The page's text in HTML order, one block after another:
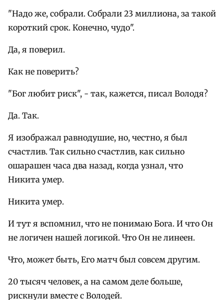
"Надо же, собрали. Собрали 23 миллиона, за такой
короткий срок. Конечно, чудо".
Да, я поверил.
Как не поверить?
"Бог любит риск", - так, кажется, писал Володя?
Да. Так.
Я изображал равнодушие, но, честно, я был
счастлив. Так сильно счастлив, как сильно
ошарашен часа два назад, когда узнал, что
Никита умер.
Никита умер.
И тут я вспомнил, что не понимаю Бога. И что Он
не логичен нашей логикой. Что Он не линеен.
Что, может быть, Его матч был совсем другим.
20 тысяч человек, а на самом деле больше,
рискнули вместе с Володей.